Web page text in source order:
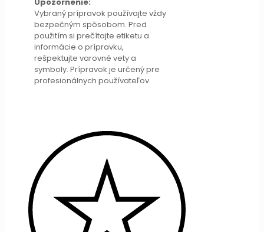
Vybraný prípravok používajte vždy
bezpečným spôsobom. Pred
použitím si prečítajte etiketu a
informácie o prípravku,
rešpektujte varovné vety a
symboly. Prípravok je určený pre
profesionálnych používateľov.